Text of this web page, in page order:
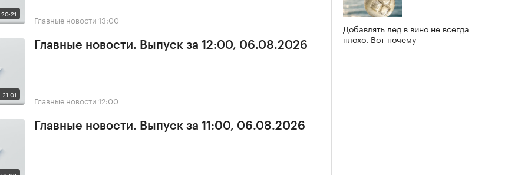
20:21 Главные новости 13:00
21:01
Главные новости. Выпуск за 12:00, 06.08.2026
Главные новости 12:00
Главные новости. Выпуск за 11:00, 06.08.2026
Добавлять лед в вино не всегда
плохо. Вот почему